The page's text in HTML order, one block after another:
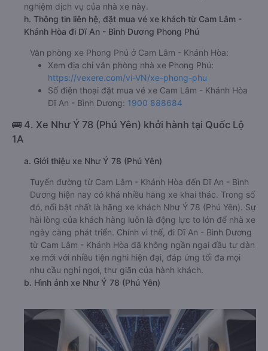
nghiệm dịch vụ của nhà xe này.
h. Thông tin liên hệ, đặt mua vé xe khách từ Cam Lâm -
Khánh Hòa đi Dĩ An - Bình Dương Phong Phú
Văn phòng xe Phong Phú ở Cam Lâm - Khánh Hòa:
Xem địa chỉ văn phòng nhà xe Phong Phú:
https://vexere.com/vi-VN/xe-phong-phu
Số điện thoại đặt mua vé xe Cam Lâm - Khánh Hòa
Dĩ An - Bình Dương: 1900 888684
🚌 4. Xe Như Ý 78 (Phú Yên) khởi hành tại Quốc Lộ
1A
a. Giới thiệu xe Như Ý 78 (Phú Yên)
Tuyến đường từ Cam Lâm - Khánh Hòa đến Dĩ An - Bình
Dương hiện nay có khá nhiều hãng xe khai thác. Trong số
đó, nổi bật nhất là hãng xe khách Như Ý 78 (Phú Yên). Sự
hài lòng của khách hàng luôn là động lực to lớn để nhà xe
ngày càng phát triển. Chính vì thế, đi Dĩ An - Bình Dương
từ Cam Lâm - Khánh Hòa đã không ngần ngại đầu tư dàn
xe mới với nhiều tiện nghi hiện đại, đáp ứng tối đa mọi
nhu cầu nghỉ ngơi, thư giãn của hành khách.
b. Hình ảnh xe Như Ý 78 (Phú Yên)